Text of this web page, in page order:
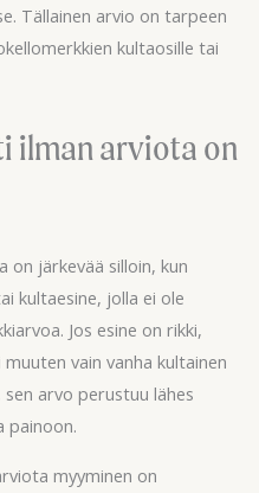
Tällainen arvio on tarpeen
kultaosille tai
ilman arviota on
on järkevää silloin, kun
kultaesine, jolla ei ole
Jos esine on rikki,
vain vanha kultainen
arvo perustuu lähes
painoon.
myyminen on